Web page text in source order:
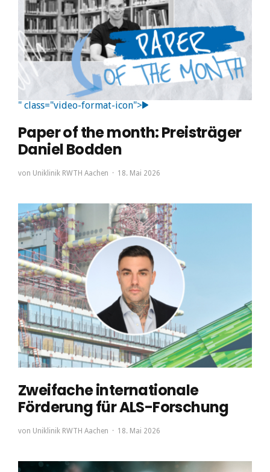
" class="video-format-icon">
Paper of the month: Preisträger
Daniel Bodden
von Uniklinik RWTH Aachen 18. Mai 2026
Zweifache internationale
Förderung für ALS-Forschung
von Uniklinik RWTH Aachen 18. Mai 2026